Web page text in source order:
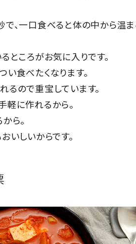
で、一口食べると体の中から温
ところがお気に入りです。
い食べたくなります。
るので重宝しています。
軽に作れるから。
ら。
いしいからです。